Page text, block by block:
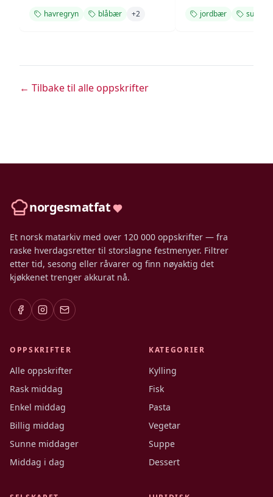
havregryn blåbær +2 jordbær sunn
← Tilbake til alle oppskrifter
norgesmatfat
Et norsk matarkiv med over 120 000 oppskrifter — fra
raske hverdagsretter til storslagne festmenyer. Filtrer
etter tid, sesong eller råvarer og finn nøyaktig det
kjøkkenet trenger akkurat nå.
OPPSKRIFTER
Alle oppskrifter
Rask middag
Enkel middag
Billig middag
Sunne middager
Middag i dag
KATEGORIER
Kylling
Fisk
Pasta
Vegetar
Suppe
Dessert